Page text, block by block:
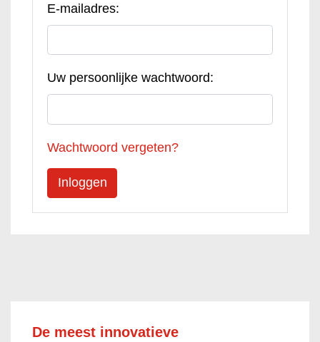
E-mailadres:
Uw persoonlijke wachtwoord:
Wachtwoord vergeten?
De meest innovatieve